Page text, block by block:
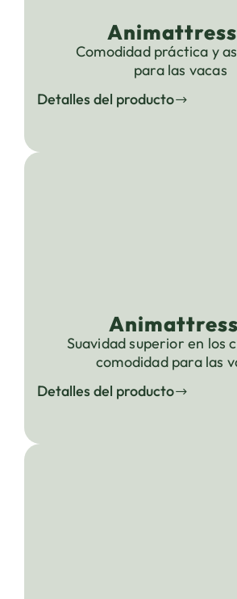
Comodidad práctica y
para las vacas
Detalles del producto
Animattress
Suavidad superior en los
comodidad para las
Detalles del producto